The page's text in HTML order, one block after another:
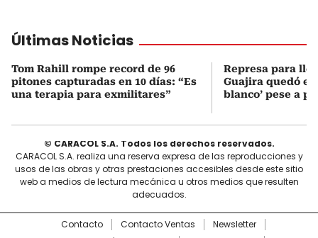
Últimas Noticias
Tom Rahill rompe record de 96
pitones capturadas en 10 días: “Es
una terapia para exmilitares”
Represa para
Guajira quedó en
blanco’ pese a
© CARACOL S.A. Todos los derechos reservados.
CARACOL S.A. realiza una reserva expresa de las reproducciones y
usos de las obras y otras prestaciones accesibles desde este sitio
web a medios de lectura mecánica u otros medios que resulten
adecuados.
Contacto Contacto Ventas
Newsletter